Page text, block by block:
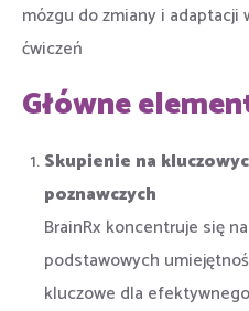
mózgu do zmiany i
ćwiczeń
Główne
Skupienie na
poznawczych
BrainRx koncentruje się
podstawowych
kluczowe dla